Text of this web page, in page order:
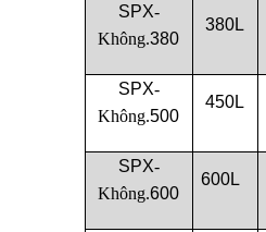
SPX-
Không.380
380L
SPX-
Không.500
450L
SPX-
Không.600
600L